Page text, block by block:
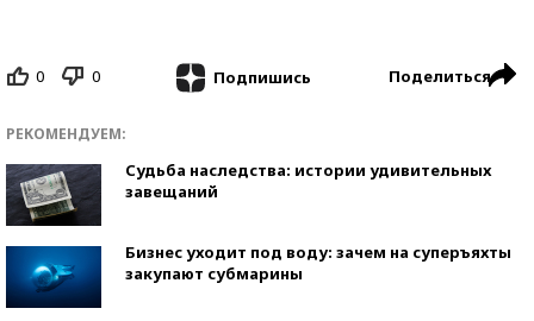
0 0 Подпишись Поделиться
РЕКОМЕНДУЕМ:
Судьба наследства: истории удивительных
завещаний
Бизнес уходит под воду: зачем на суперъяхты
закупают субмарины